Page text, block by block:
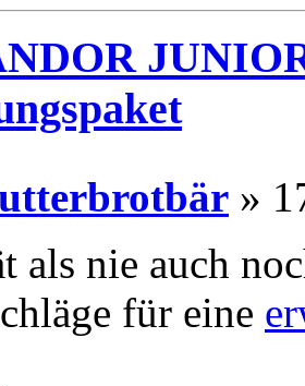
»
als nie auch
für eine